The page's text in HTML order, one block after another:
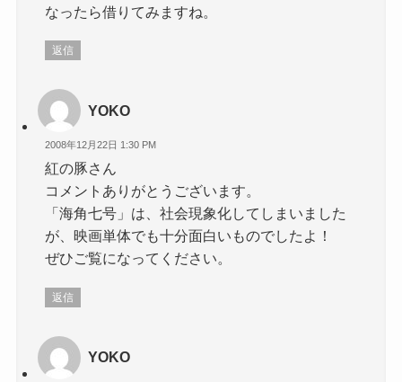
なったら借りてみますね。
返信
YOKO
2008年12月22日 1:30 PM
紅の豚さん
コメントありがとうございます。
「海角七号」は、社会現象化してしまいました
が、映画単体でも十分面白いものでしたよ！
ぜひご覧になってください。
返信
YOKO